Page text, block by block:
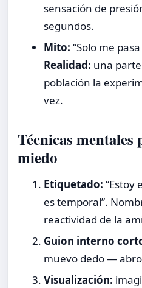
sensación de
segundos.
Mito: “Solo me
Realidad: una
población la
vez.
Técnicas mentales
miedo
Etiquetado: “Estoy
es temporal”.
reactividad de la
Guion interno
muevo dedo —
Visualización: